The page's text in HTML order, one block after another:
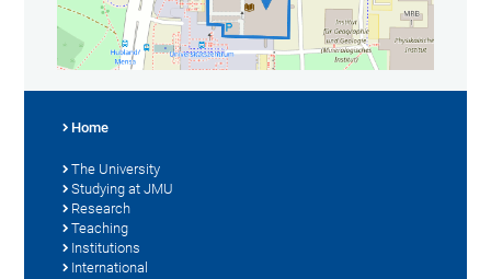
Home
The University
Studying at JMU
Research
Teaching
Institutions
International